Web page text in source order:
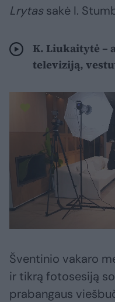
Lrytassakė I.
K. Liukaitytė –
televiziją,
Šventinio vakaro
ir tikrą fotosesiją
prabangaus